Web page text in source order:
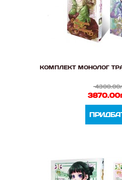
КОМПЛЕКТ МОНОЛОГ